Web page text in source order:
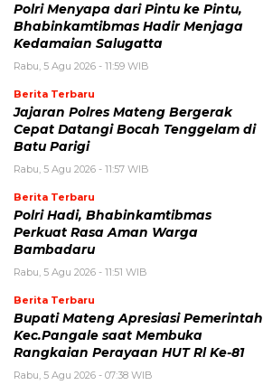
Polri Menyapa dari Pintu ke Pintu,
Bhabinkamtibmas Hadir Menjaga
Kedamaian Salugatta
Rabu, 5 Agu 2026 - 11:59 WIB
Berita Terbaru
Jajaran Polres Mateng Bergerak
Cepat Datangi Bocah Tenggelam di
Batu Parigi
Rabu, 5 Agu 2026 - 11:57 WIB
Berita Terbaru
Polri Hadi, Bhabinkamtibmas
Perkuat Rasa Aman Warga
Bambadaru
Rabu, 5 Agu 2026 - 11:51 WIB
Berita Terbaru
Bupati Mateng Apresiasi Pemerintah
Kec.Pangale saat Membuka
Rangkaian Perayaan HUT Rl Ke-81
Rabu, 5 Agu 2026 - 07:38 WIB